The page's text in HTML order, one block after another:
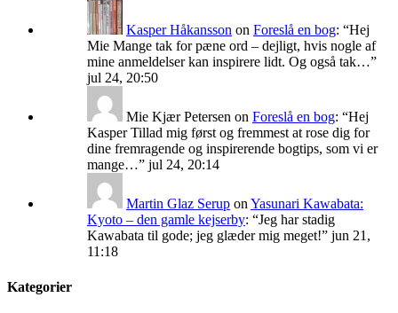
Kasper Håkansson on Foreslå en bog: “Hej
Mie Mange tak for pæne ord – dejligt, hvis nogle af
mine anmeldelser kan inspirere lidt. Og også tak…”
jul 24, 20:50
Mie Kjær Petersen on Foreslå en bog: “Hej
Kasper Tillad mig først og fremmest at rose dig for
dine fremragende og inspirerende bogtips, som vi er
mange…” jul 24, 20:14
Martin Glaz Serup onYasunari Kawabata:
Kyoto – den gamle kejserby: “Jeg har stadig
Kawabata til gode; jeg glæder mig meget!” jun 21,
11:18
Kategorier